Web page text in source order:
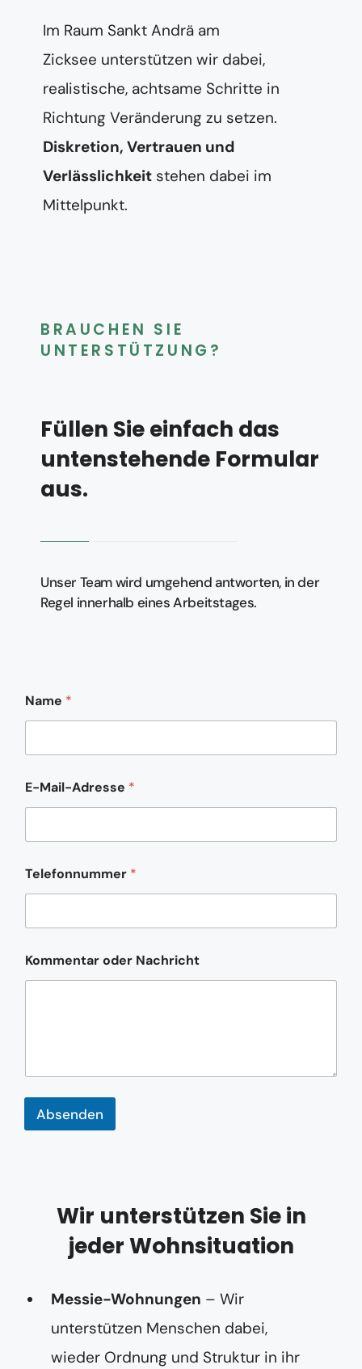
Im Raum Sankt Andrä am
Zicksee unterstützen wir dabei,
realistische, achtsame Schritte in
Richtung Veränderung zu setzen.
Diskretion, Vertrauen und
Verlässlichkeit stehen dabei im
Mittelpunkt.
BRAUCHEN SIE
UNTERSTÜTZUNG?
Füllen Sie einfach das
untenstehende Formular
aus.
Unser Team wird umgehend antworten, in der
Regel innerhalb eines Arbeitstages.
Name *
d
e
*
d
e
r
E-Mail-Adresse *
Telefonnummer *
Kommentar oder Nachricht
Absenden
Wir unterstützen Sie in
jeder Wohnsituation
Messie-Wohnungen – Wir
unterstützen Menschen dabei,
wieder Ordnung und Struktur in ihr